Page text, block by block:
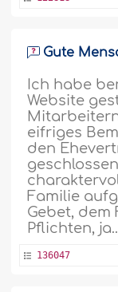
Gute
Ich habe
Website
eifriges
den
Familie
Gebet, dem
Pflichten,
136047